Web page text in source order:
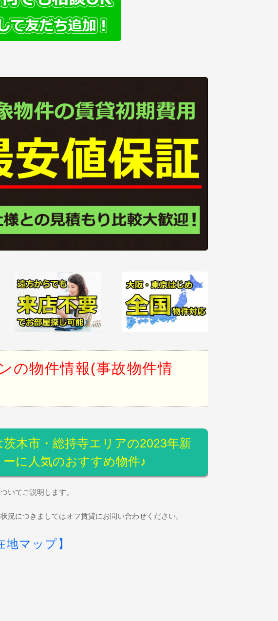
の物件情報(事故物件情
木市・総持寺エリアの2023年新
に人気のおすすめ物件♪
いてご説明します。
につきましてはオフ賃貸にお問い合わせください。
地マップ】